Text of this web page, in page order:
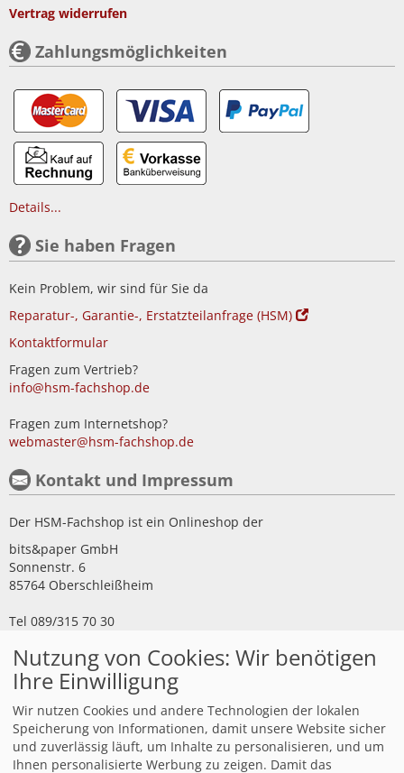
Vertrag widerrufen
Zahlungsmöglichkeiten
Details...
Sie haben Fragen
Kein Problem, wir sind für Sie da
Reparatur-, Garantie-, Erstatzteilanfrage (HSM)
Kontaktformular
Fragen zum Vertrieb?
info@hsm-fachshop.de
Fragen zum Internetshop?
webmaster@hsm-fachshop.de
Kontakt und Impressum
Der HSM-Fachshop ist ein Onlineshop der
bits&paper GmbH
Sonnenstr. 6
85764 Oberschleißheim
Tel 089/315 70 30
Impressum
Kundeninformationen
Kundeninfo Deutschland
Kundeninfo Österreich
Nutzung von Cookies: Wir benötigen
Ihre Einwilligung
Wir nutzen Cookies und andere Technologien der lokalen
Speicherung von Informationen, damit unsere Website sicher
und zuverlässig läuft, um Inhalte zu personalisieren, und um
Ihnen personalisierte Werbung zu zeigen. Damit das